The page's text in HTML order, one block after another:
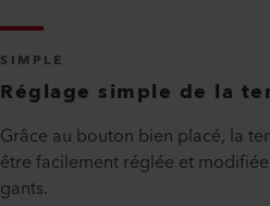
SIMPLE
Réglage simple de la
Grâce au bouton bien placé, la
être facilement réglée et
gants.